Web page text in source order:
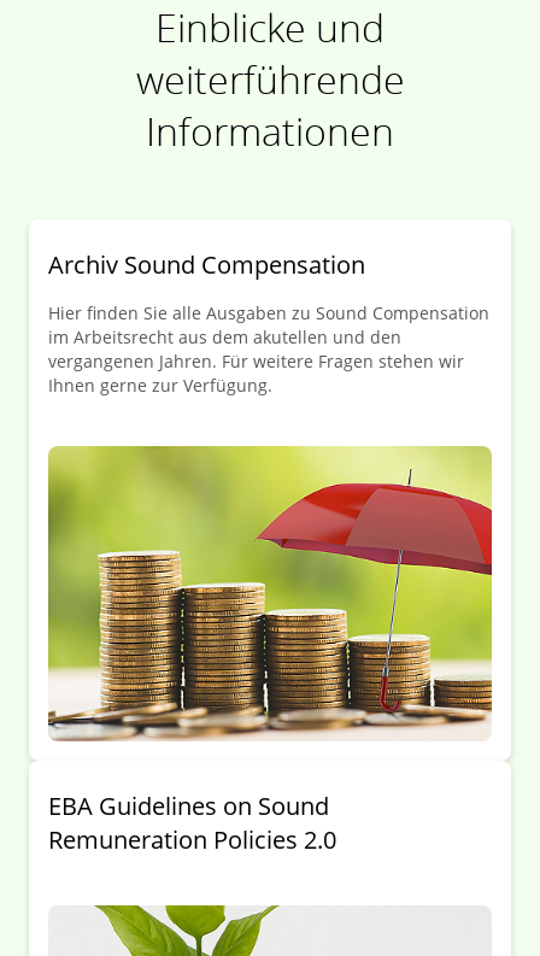
Einblicke und
weiterführende
Informationen
Archiv Sound Compensation
Hier finden Sie alle Ausgaben zu Sound Compensation
im Arbeitsrecht aus dem akutellen und den
vergangenen Jahren. Für weitere Fragen stehen wir
Ihnen gerne zur Verfügung.
EBA Guidelines on Sound
Remuneration Policies 2.0